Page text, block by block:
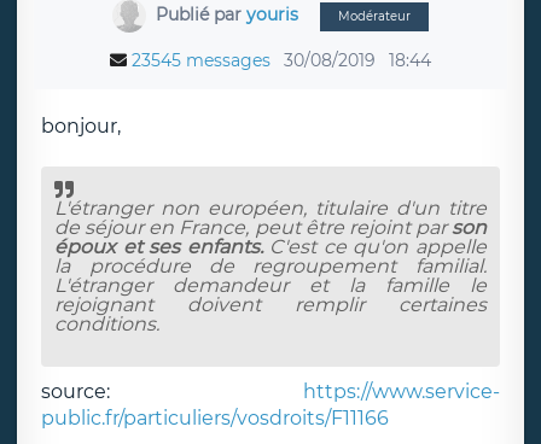
Publié par youris Modérateur
23545 messages 30/08/2019 18:44
bonjour,
L'étranger non européen, titulaire d'un titre
de séjour en France, peut être rejoint parson
époux et ses enfants.C'est ce qu'on appelle
la procédure de regroupement familial.
L'étranger demandeur et la famille le
rejoignant doivent remplir certaines
conditions.
source:
https://www.service-
public.fr/particuliers/vosdroits/F11166